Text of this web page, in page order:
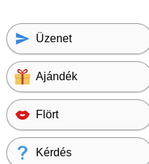
Üzenet
Ajándék
Flört
Kérdés